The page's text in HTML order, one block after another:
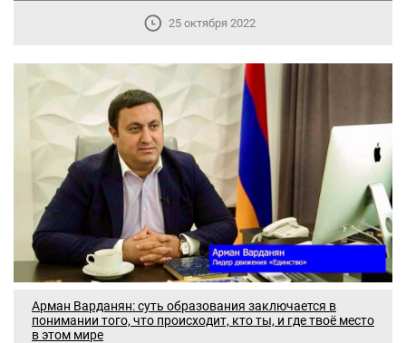
25 октября 2022
Арман Варданян: суть образования заключается в
понимании того, что происходит, кто ты, и где твоё место
в этом мире